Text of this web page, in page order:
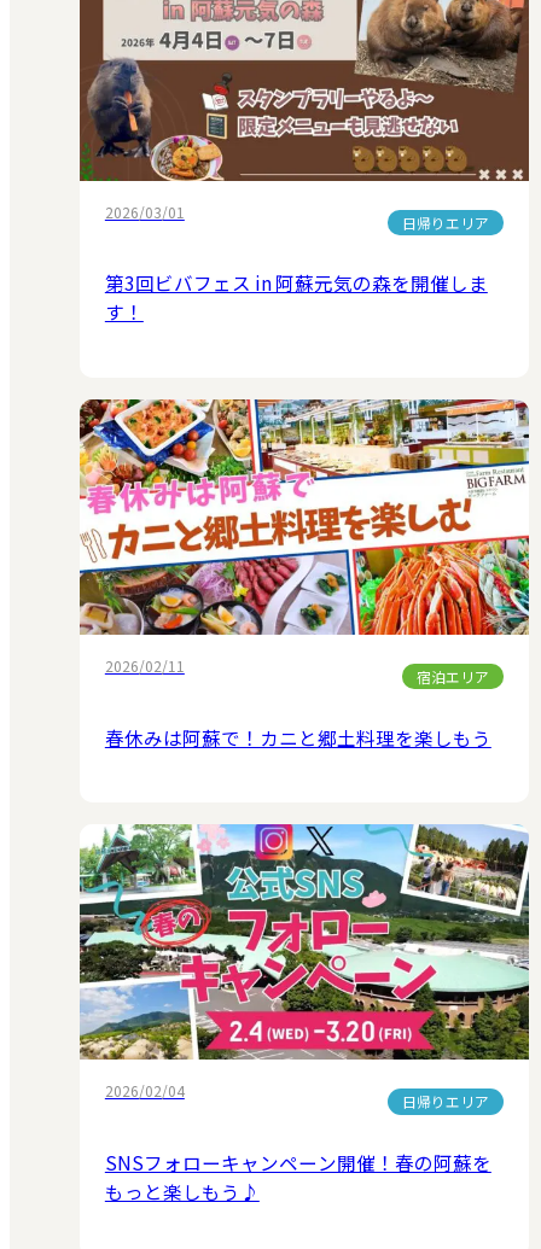
2026/03/01
日帰りエリア
第3回ビバフェス in 阿蘇元気の森を開催しま
す！
2026/02/11
宿泊エリア
春休みは阿蘇で！カニと郷土料理を楽しもう
2026/02/04
日帰りエリア
SNSフォローキャンペーン開催！春の阿蘇を
もっと楽しもう♪